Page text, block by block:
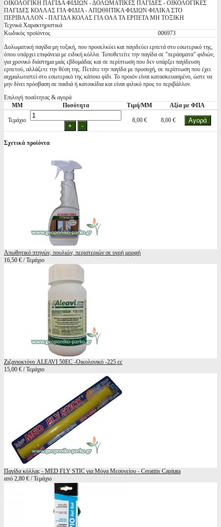
ΟΙΚΟΛΟΓΙΚΗ ΠΑΓΙΔΑ ΦΙΔΙΩΝ - ΔΟΛΩΜΑΤΙΚΕΣ ΠΑΓΙΔΕΣ - ΟΙΚΟΛΟΓΙΚΕΣ
ΠΑΓΙΔΕΣ ΚΟΛΛΑΣ ΓΙΑ ΦΙΔΙΑ - ΑΠΩΘΗΤΙΚΑ ΦΙΔΙΩΝ ΦΙΛΙΚΑ ΣΤΟ
ΠΕΡΙΒΑΛΛΟΝ - ΠΑΓΙΔΑ ΚΟΛΑΣ ΓΙΑ ΟΛΑ ΤΑ ΕΡΠΕΤΑ ΜΗ ΤΟΞΙΚΗ
Τεχνικά Χαρακτηριστικά
Κωδικός προϊόντος
006973
Δολωματική παγίδα μη τοξική, που προσελκύει και παγιδεύει ερπετά στο εσωτερικό της,
όπου υπάρχει επιφάνεια με ειδική κόλλα. Τοποθετείτε την παγίδα σε "περάσματα" φιδιών,
για χρονικό διάστημα μιάς εβδομάδας και σε περίπτωση που δεν υπάρξει παγίδευση
ερπετού, αλλάζετε την θέση της. Πετάτε την παγίδα με προσοχή, σε περίπτωση που έχει
αιχμαλωτιστεί στο εσωτερικό της κάποιο φίδι. Το προιόν είναι κατασκευασμένο, ώστε να
μην δίνει πρόσβαση σε παιδιά ή κατοικίδια και είναι φιλικό προς το περιβάλλον.
Επιλογή ποσότητας & αγορά
ΜΜ
Ποσότητα Τιμή/ΜΜ Αξία με ΦΠΑ
Τεμάχιο 8,00 € 8,00 €
Σχετικά προϊόντα
Απωθητικό πτηνών, πουλιών, περιστεριών σε υγρή μορφή
16,50 € / Τεμάχιο
Ζιζανιοκτόνο ALEAVI 50EC -Oικολογικό -225 cc
15,00 € / Τεμάχιο
Παγίδα κόλλας - MED FLY STIC για Μύγα Μεσογείου - Ceratitis Capitata
από 2,80 € / Τεμάχιο